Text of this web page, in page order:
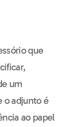
que
um
o adjunto é
ao papel